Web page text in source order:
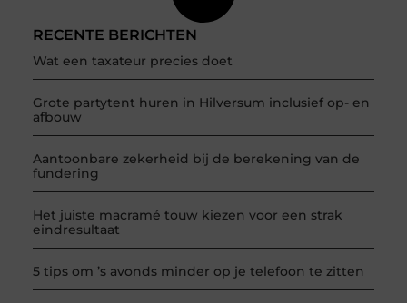
RECENTE BERICHTEN
Wat een taxateur precies doet
Grote partytent huren in Hilversum inclusief op- en
afbouw
Aantoonbare zekerheid bij de berekening van de
fundering
Het juiste macramé touw kiezen voor een strak
eindresultaat
5 tips om ’s avonds minder op je telefoon te zitten